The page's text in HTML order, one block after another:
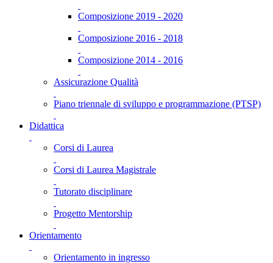
Composizione 2019 - 2020
Composizione 2016 - 2018
Composizione 2014 - 2016
Assicurazione Qualità
Piano triennale di sviluppo e programmazione (PTSP)
Didattica
Corsi di Laurea
Corsi di Laurea Magistrale
Tutorato disciplinare
Progetto Mentorship
Orientamento
Orientamento in ingresso